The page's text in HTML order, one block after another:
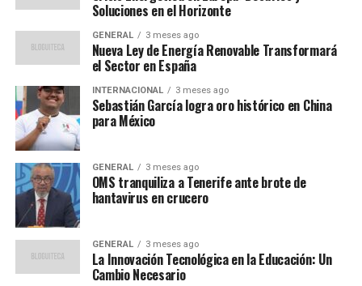
precios.
Impacto Económico y Social
El impacto de la crisis energética se siente en toda
Europa. Las empresas enfrentan costos operativos más
altos, lo que amenaza con ralentizar la recuperación
económica. Los hogares también están sufriendo, con
facturas de electricidad que se disparan, lo que aumenta
la presión sobre los ingresos disponibles.
Según un informe de la Agencia Internacional de
Energía, los precios del gas en Europa han aumentado
más del 250% en el último año. Esta escalada ha llevado
a algunos gobiernos a intervenir con subsidios y otras
Soluciones en el Horizonte
GENERAL 3 meses ago
Nueva Ley de Energía Renovable Transformará
el Sector en España
INTERNACIONAL 3 meses ago
Sebastián García logra oro histórico en China
para México
GENERAL 3 meses ago
OMS tranquiliza a Tenerife ante brote de
hantavirus en crucero
GENERAL 3 meses ago
La Innovación Tecnológica en la Educación: Un
Cambio Necesario